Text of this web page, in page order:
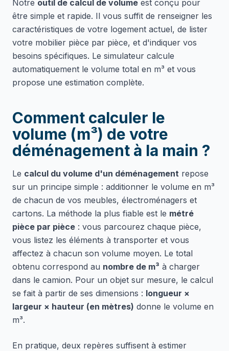
Notre outil de calcul de volume est conçu pour
être simple et rapide. Il vous suffit de renseigner les
caractéristiques de votre logement actuel, de lister
votre mobilier pièce par pièce, et d'indiquer vos
besoins spécifiques. Le simulateur calcule
automatiquement le volume total en m³ et vous
propose une estimation complète.
Comment calculer le
volume (m³) de votre
déménagement à la main ?
Le calcul du volume d'un déménagement repose
sur un principe simple : additionner le volume en m³
de chacun de vos meubles, électroménagers et
cartons. La méthode la plus fiable est le métré
pièce par pièce : vous parcourez chaque pièce,
vous listez les éléments à transporter et vous
affectez à chacun son volume moyen. Le total
obtenu correspond au nombre de m³ à charger
dans le camion. Pour un objet sur mesure, le calcul
se fait à partir de ses dimensions : longueur ×
largeur × hauteur (en mètres) donne le volume en
m³.
En pratique, deux repères suffisent à estimer